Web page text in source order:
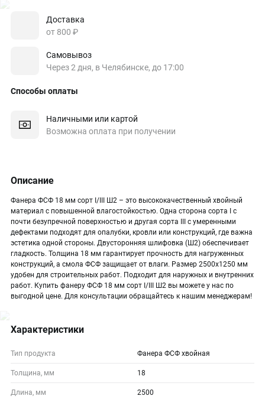
Доставка
от 800 ₽
Самовывоз
Через 2 дня, в Челябинске, до 17:00
Способы оплаты
Наличными или картой
Возможна оплата при получении
Описание
Фанера ФСФ 18 мм сорт I/III Ш2 – это высококачественный хвойный
материал с повышенной влагостойкостью. Одна сторона сорта I с
почти безупречной поверхностью и другая сорта III с умеренными
дефектами подходят для опалубки, кровли или конструкций, где важна
эстетика одной стороны. Двусторонняя шлифовка (Ш2) обеспечивает
гладкость. Толщина 18 мм гарантирует прочность для нагруженных
конструкций, а смола ФСФ защищает от влаги. Размер 2500х1250 мм
удобен для строительных работ. Подходит для наружных и внутренних
работ. Купить фанеру ФСФ 18 мм сорт I/III Ш2 вы можете у нас по
выгодной цене. Для консультации обращайтесь к нашим менеджерам!
Характеристики
Тип продукта Фанера ФСФ хвойная
Толщина, мм 18
Длина, мм 2500